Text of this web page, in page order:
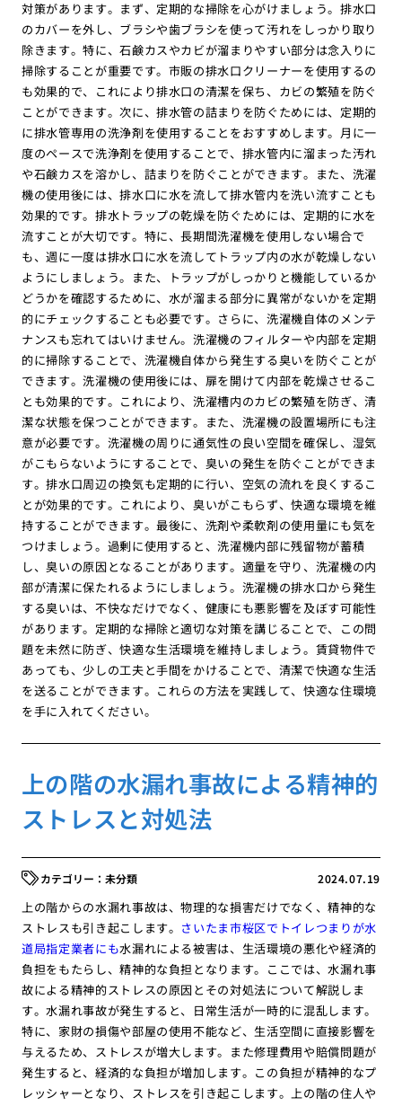
対策があります。まず、定期的な掃除を心がけましょう。排水口
のカバーを外し、ブラシや歯ブラシを使って汚れをしっかり取り
除きます。特に、石鹸カスやカビが溜まりやすい部分は念入りに
掃除することが重要です。市販の排水口クリーナーを使用するの
も効果的で、これにより排水口の清潔を保ち、カビの繁殖を防ぐ
ことができます。次に、排水管の詰まりを防ぐためには、定期的
に排水管専用の洗浄剤を使用することをおすすめします。月に一
度のペースで洗浄剤を使用することで、排水管内に溜まった汚れ
や石鹸カスを溶かし、詰まりを防ぐことができます。また、洗濯
機の使用後には、排水口に水を流して排水管内を洗い流すことも
効果的です。排水トラップの乾燥を防ぐためには、定期的に水を
流すことが大切です。特に、長期間洗濯機を使用しない場合で
も、週に一度は排水口に水を流してトラップ内の水が乾燥しない
ようにしましょう。また、トラップがしっかりと機能しているか
どうかを確認するために、水が溜まる部分に異常がないかを定期
的にチェックすることも必要です。さらに、洗濯機自体のメンテ
ナンスも忘れてはいけません。洗濯機のフィルターや内部を定期
的に掃除することで、洗濯機自体から発生する臭いを防ぐことが
できます。洗濯機の使用後には、扉を開けて内部を乾燥させるこ
とも効果的です。これにより、洗濯槽内のカビの繁殖を防ぎ、清
潔な状態を保つことができます。また、洗濯機の設置場所にも注
意が必要です。洗濯機の周りに通気性の良い空間を確保し、湿気
がこもらないようにすることで、臭いの発生を防ぐことができま
す。排水口周辺の換気も定期的に行い、空気の流れを良くするこ
とが効果的です。これにより、臭いがこもらず、快適な環境を維
持することができます。最後に、洗剤や柔軟剤の使用量にも気を
つけましょう。過剰に使用すると、洗濯機内部に残留物が蓄積
し、臭いの原因となることがあります。適量を守り、洗濯機の内
部が清潔に保たれるようにしましょう。洗濯機の排水口から発生
する臭いは、不快なだけでなく、健康にも悪影響を及ぼす可能性
があります。定期的な掃除と適切な対策を講じることで、この問
題を未然に防ぎ、快適な生活環境を維持しましょう。賃貸物件で
あっても、少しの工夫と手間をかけることで、清潔で快適な生活
を送ることができます。これらの方法を実践して、快適な住環境
を手に入れてください。
上の階の水漏れ事故による精神的
ストレスと対処法
2024.07.19
未分類
上の階からの水漏れ事故は、物理的な損害だけでなく、精神的な
ストレスも引き起こします。 さいたま市桜区でトイレつまりが水
道局指定業者にも水漏れによる被害は、生活環境の悪化や経済的
負担をもたらし、精神的な負担となります。ここでは、水漏れ事
故による精神的ストレスの原因とその対処法について解説しま
す。水漏れ事故が発生すると、日常生活が一時的に混乱します。
特に、家財の損傷や部屋の使用不能など、生活空間に直接影響を
与えるため、ストレスが増大します。また修理費用や賠償問題が
発生すると、経済的な負担が増加します。この負担が精神的なプ
レッシャーとなり、ストレスを引き起こします。上の階の住人や